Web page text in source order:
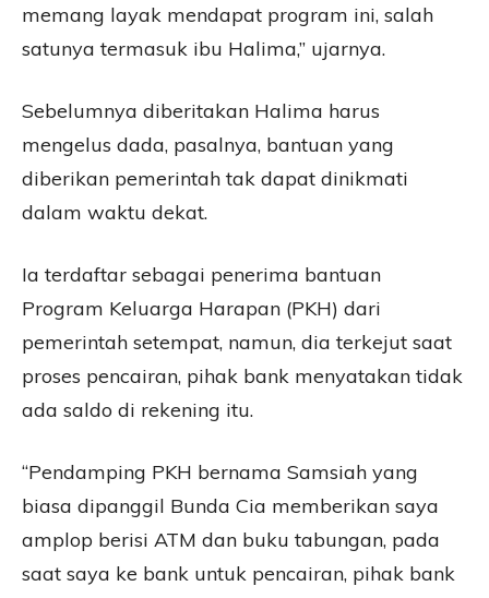
memang layak mendapat program ini, salah
satunya termasuk ibu Halima,” ujarnya.
Sebelumnya diberitakan Halima harus
mengelus dada, pasalnya, bantuan yang
diberikan pemerintah tak dapat dinikmati
dalam waktu dekat.
Ia terdaftar sebagai penerima bantuan
Program Keluarga Harapan (PKH) dari
pemerintah setempat, namun, dia terkejut saat
proses pencairan, pihak bank menyatakan tidak
ada saldo di rekening itu.
“Pendamping PKH bernama Samsiah yang
biasa dipanggil Bunda Cia memberikan saya
amplop berisi ATM dan buku tabungan, pada
saat saya ke bank untuk pencairan, pihak bank